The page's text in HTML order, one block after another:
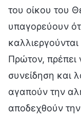
του οίκου του
υπαγορεύουν
Πρώτον, πρέπει
συνείδηση και
αγαπούν την
αποδεχθούν την